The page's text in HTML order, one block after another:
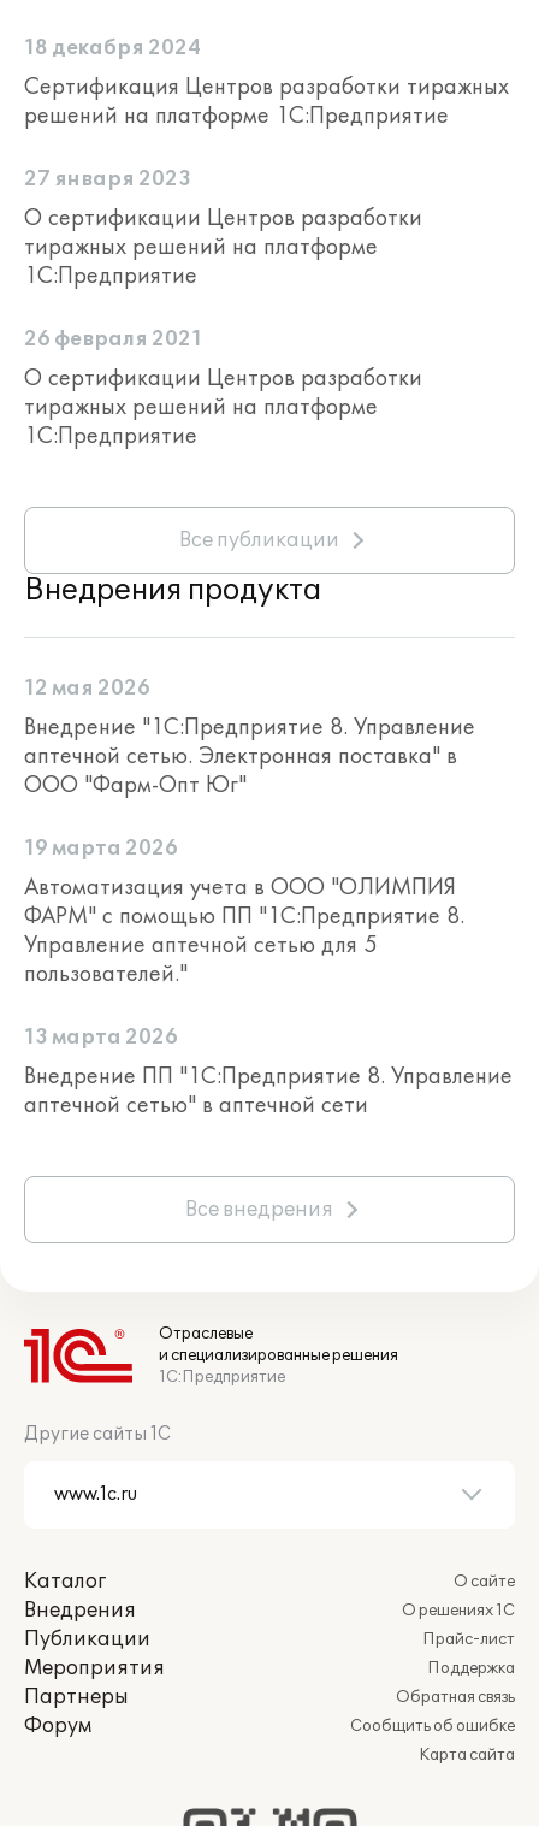
18 декабря 2024
Сертификация Центров разработки тиражных
решений на платформе 1С:Предприятие
27 января 2023
О сертификации Центров разработки
тиражных решений на платформе
1С:Предприятие
26 февраля 2021
О сертификации Центров разработки
тиражных решений на платформе
1С:Предприятие
Все публикации
Внедрения продукта
12 мая 2026
Внедрение "1С:Предприятие 8. Управление
аптечной сетью. Электронная поставка" в
ООО "Фарм-Опт Юг"
19 марта 2026
Автоматизация учета в ООО "ОЛИМПИЯ
ФАРМ" с помощью ПП "1С:Предприятие 8.
Управление аптечной сетью для 5
пользователей."
13 марта 2026
Внедрение ПП "1С:Предприятие 8. Управление
аптечной сетью" в аптечной сети
Все внедрения
Отраслевые
и специализированные решения
1С:Предприятие
Другие сайты 1С
Каталог
Внедрения
Публикации
Мероприятия
Партнеры
Форум
О сайте
О решениях 1С
Прайс-лист
Поддержка
Обратная связь
Сообщить об ошибке
Карта сайта